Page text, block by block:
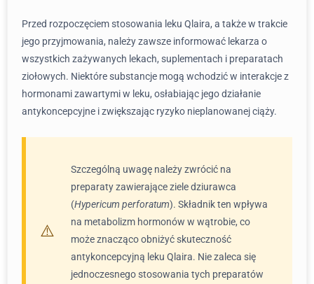
Przed rozpoczęciem stosowania leku Qlaira, a także w trakcie
jego przyjmowania, należy zawsze informować lekarza o
wszystkich zażywanych lekach, suplementach i preparatach
ziołowych. Niektóre substancje mogą wchodzić w interakcje z
hormonami zawartymi w leku, osłabiając jego działanie
antykoncepcyjne i zwiększając ryzyko nieplanowanej ciąży.
Szczególną uwagę należy zwrócić na
preparaty zawierające ziele dziurawca
(Hypericum perforatum). Składnik ten wpływa
na metabolizm hormonów w wątrobie, co
może znacząco obniżyć skuteczność
antykoncepcyjną leku Qlaira. Nie zaleca się
jednoczesnego stosowania tych preparatów